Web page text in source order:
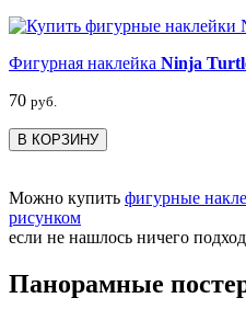
Фигурная наклейка Ninja
70 руб.
В КОРЗИНУ
Можно купить фигурные
рисунком
если не нашлось ничего
Панорамные